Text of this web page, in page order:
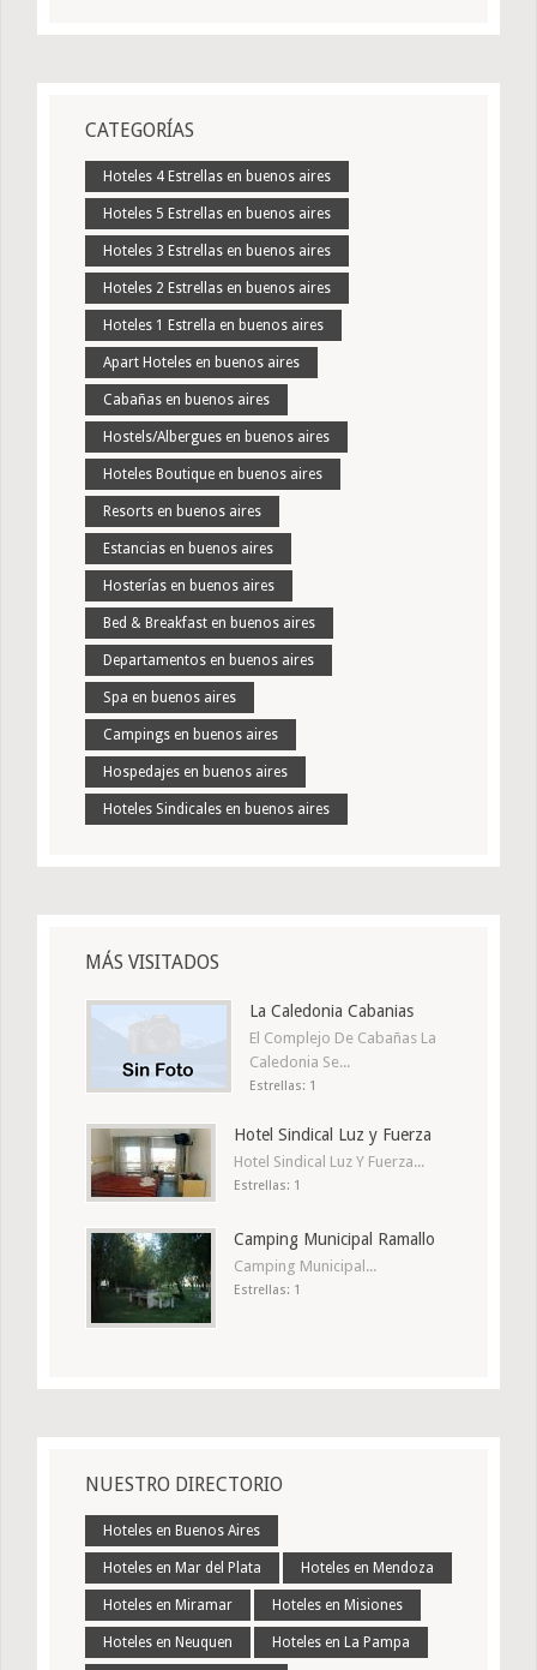
CATEGORÍAS
Hoteles 4 Estrellas en buenos aires
Hoteles 5 Estrellas en buenos aires
Hoteles 3 Estrellas en buenos aires
Hoteles 2 Estrellas en buenos aires
Hoteles 1 Estrella en buenos aires
Apart Hoteles en buenos aires
Cabañas en buenos aires
Hostels/Albergues en buenos aires
Hoteles Boutique en buenos aires
Resorts en buenos aires
Estancias en buenos aires
Hosterías en buenos aires
Bed & Breakfast en buenos aires
Departamentos en buenos aires
Spa en buenos aires
Campings en buenos aires
Hospedajes en buenos aires
Hoteles Sindicales en buenos aires
MÁS VISITADOS
La Caledonia Cabanias
El Complejo De Cabañas La
Caledonia Se...
Estrellas: 1
Hotel Sindical Luz y Fuerza
Hotel Sindical Luz Y Fuerza...
Estrellas: 1
Camping Municipal Ramallo
Camping Municipal...
Estrellas: 1
NUESTRO DIRECTORIO
Hoteles en Buenos Aires
Hoteles en Mar del Plata Hoteles en Mendoza
Hoteles en Miramar Hoteles en Misiones
Hoteles en Neuquen Hoteles en La Pampa